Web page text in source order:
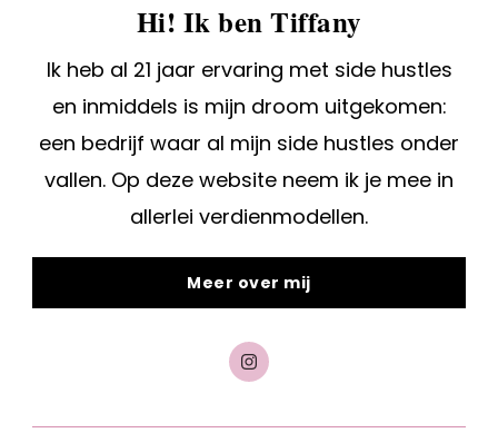
Hi! Ik ben Tiffany
Ik heb al 21 jaar ervaring met side hustles
en inmiddels is mijn droom uitgekomen:
een bedrijf waar al mijn side hustles onder
vallen. Op deze website neem ik je mee in
allerlei verdienmodellen.
Meer over mij